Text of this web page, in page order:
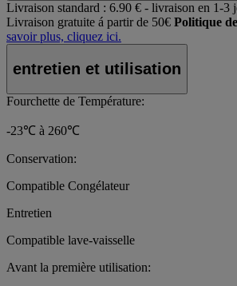
Livraison standard : 6.90 € - livraison en 1-3
Livraison gratuite á partir de 50€ Politique
savoir plus, cliquez ici.
entretien et utilisation
Fourchette de Température:
-23℃ à 260℃
Conservation:
Compatible Congélateur
Entretien
Compatible lave-vaisselle
Avant la première utilisation: